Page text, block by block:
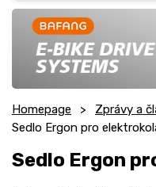
Homepage Zprávy a
Sedlo Ergon pro
Sedlo Ergon